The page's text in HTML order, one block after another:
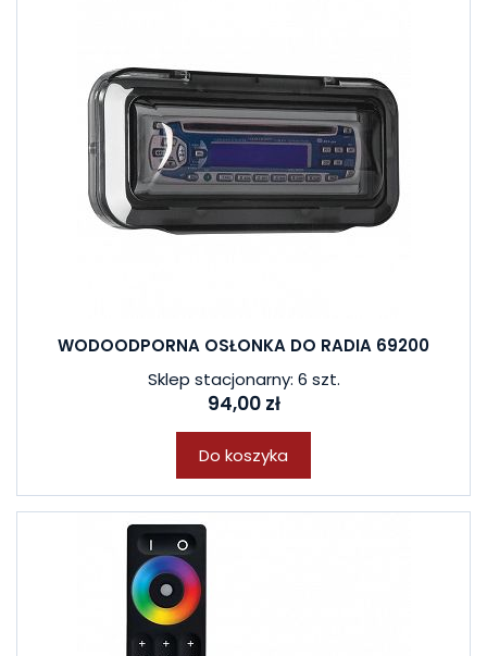
WODOODPORNA OSŁONKA DO RADIA 69200
Sklep stacjonarny: 6 szt.
94,00 zł
Do koszyka